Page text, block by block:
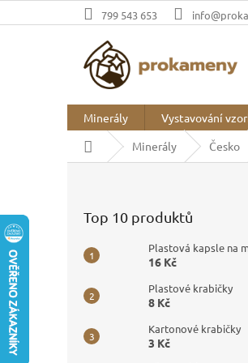
na
799 543 653
Minerály Vystavování
Domů
Minerály Česko
Top 10 produktů
Plastová kapsle na
16 Kč
Plastové krabičky
8 Kč
Kartonové krabičky
3 Kč